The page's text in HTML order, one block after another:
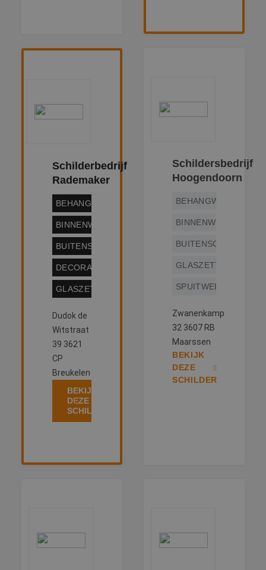
Schilderbedrijf
Rademaker
BEHANGWERK
BINNENWERK
BUITENSCHILDERWERK
DECORATIESCHILDERWERK
GLASZETTEN
Dudok de
Witstraat
39 3621
CP
Breukelen
BEKIJK
DEZE
SCHILDER
Schildersbedrijf
Hoogendoorn
BEHANGWERK
BINNENWERK
GLASZETTEN
SPUITWERK
Zwanenkamp
32 3607 RB
Maarssen
BEKIJK
DEZE
SCHILDER